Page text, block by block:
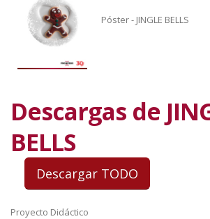
Póster - JINGLE BELLS
Descargas de
BELLS
Proyecto Didáctico